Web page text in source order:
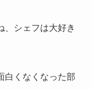
シェフは大好き
白くなくなった部